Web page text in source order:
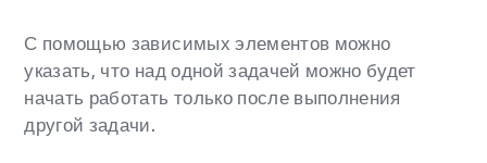
С помощью зависимых элементов можно
указать, что над одной задачей можно будет
начать работать только после выполнения
другой задачи.